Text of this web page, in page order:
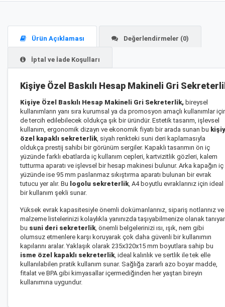
Ürün Açıklaması Değerlendirmeler (0)
İptal ve İade Koşulları
Kişiye Özel Baskılı Hesap Makineli Gri
Kişiye Özel Baskılı Hesap Makineli Gri Sekreterlik, bireysel
kullanımların yanı sıra kurumsal ya da promosyon amaçlı kullanımlar
de tercih edilebilecek oldukça şık bir üründür. Estetik tasarım, işlevsel
kullanım, ergonomik dizayn ve ekonomik fiyatı bir arada sunan bu
özel kapaklı sekreterlik, siyah renkteki suni deri kaplamasıyla
oldukça prestij sahibi bir görünüm sergiler. Kapaklı tasarımın ön iç
yüzünde farklı ebatlarda iç kullanım cepleri, kartvizitlik gözleri, kalem
tutturma aparatı ve işlevsel bir hesap makinesi bulunur. Arka kapağın iç
yüzünde ise 95 mm paslanmaz sıkıştırma aparatı bulunan bir evrak
tutucu yer alır. Bu logolu sekreterlik, A4 boyutlu evraklarınız için ideal
bir kullanım şekli sunar.
Yüksek evrak kapasitesiyle önemli dokümanlarınız, sipariş notlarınız ve
malzeme listelerinizi kolaylıkla yanınızda taşıyabilmenize olanak
bu suni deri sekreterlik, önemli belgelerinizi ısı, ışık, nem gibi
olumsuz etmenlere karşı koruyarak çok daha güvenli bir kullanımın
kapılarını aralar. Yaklaşık olarak 235x320x15 mm boyutlara sahip bu
isme özel kapaklı sekreterlik, ideal kalınlık ve sertlik ile tek elle
kullanılabilen pratik kullanım sunar. Sağlığa zararlı azo boyar madde,
fitalat ve BPA gibi kimyasallar içermediğinden her yaştan bireyin
kullanımına uygundur.